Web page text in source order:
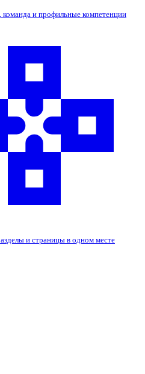
команда и профильные компетенции
и страницы в одном месте